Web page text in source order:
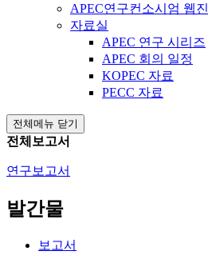
APEC연구컨소시엄 웹진
자료실
APEC 연구 시리즈
APEC 회의 일정
KOPEC 자료
PECC 자료
전체메뉴 닫기
전체보고서
연구보고서
발간물
보고서